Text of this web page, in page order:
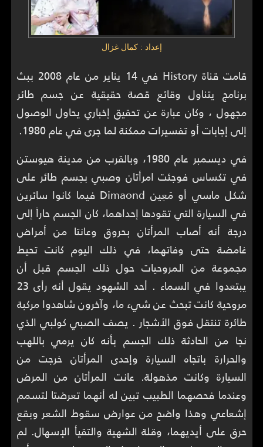
إعداد : كمال غزال
قامت قناة History في 14 يناير من عام 2008 ببث
برنامج يتناول وقائع قصة حقيقية عن جسم طائر
مجهول ، وكان عبارة عن تحقيق إخباري يحاول الوصول
إلى إجابات أو تفسيرات ممكنة لما جرى في عام 1980.
في ديسمبر عام 1980، وبالقرب من مدينة هيوستن
في تكساس فوجئت امرأتان وصبي بجسم طائر على
شكل ماسي أو مَعِين Dimaond فيما كانوا سائرين
في السيارة التي تقودها إحداهما، كان الجسم حاراً إلى
درجة أنه أصاب المرأتان بحروق وعانتا من أمراض
غامضة حتى وفاتهما، في ذلك اليوم كانت تحيط
مجموعة من المروحيات حول ذلك الجسم قبل أن
يبتعدوا في السماء . أحد الشهود يقول أنه رأى 23
مروحية كانت تبحث عن شيء ما، وآخرون شاهدوا مركبة
طائرة تنتقل فوق الأشجار . يصف الصبي كولبي الذي
نجا من الحادثة ذلك الجسم بأنه كان يرمي باللهب
والحرارة باتجاه السيارة وإحدى المرأتان خرجت من
السيارة وكانت مذهولة. عانت المرأتان من المرض
وعندما فحصهما الطبيب تبين له أنهما تعرضتا لتسمم
إشعاعي وهذا واضح من عوارض سقوط الشعر وبقع
حرق على أيديهما، وقلة الشهية والتقيأ الإسهال. لم